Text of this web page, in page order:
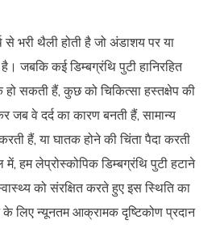
से भरी थैली होती है जो अंडाशय पर या
जबकि कई डिम्बग्रंथि पुटी हानिरहित
सकती हैं, कुछ को चिकित्सा हस्तक्षेप की
जब वे दर्द का कारण बनती हैं, सामान्य
करती हैं, या घातक होने की चिंता पैदा करती
हम लेप्रोस्कोपिक डिम्बग्रंथि पुटी हटाने
को संरक्षित करते हुए इस स्थिति का
लिए न्यूनतम आक्रामक दृष्टिकोण प्रदान